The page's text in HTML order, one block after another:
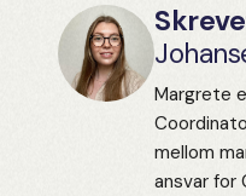
Margrete
mellom
ansvar for